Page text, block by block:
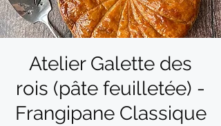
Atelier Galette des
rois (pâte feuilletée) -
Frangipane Classique